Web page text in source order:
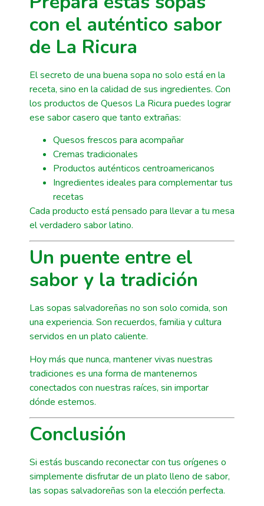
con el auténtico sabor
de La Ricura
El secreto de una buena sopa no solo está en la
receta, sino en la calidad de sus ingredientes. Con
los productos de Quesos La Ricura puedes lograr
ese sabor casero que tanto extrañas:
Quesos frescos para acompañar
Cremas tradicionales
Productos auténticos centroamericanos
Ingredientes ideales para complementar tus
recetas
Cada producto está pensado para llevar a tu mesa
el verdadero sabor latino.
Un puente entre el
sabor y la tradición
Las sopas salvadoreñas no son solo comida, son
una experiencia. Son recuerdos, familia y cultura
servidos en un plato caliente.
Hoy más que nunca, mantener vivas nuestras
tradiciones es una forma de mantenernos
conectados con nuestras raíces, sin importar
dónde estemos.
Conclusión
Si estás buscando reconectar con tus orígenes o
simplemente disfrutar de un plato lleno de sabor,
las sopas salvadoreñas son la elección perfecta.